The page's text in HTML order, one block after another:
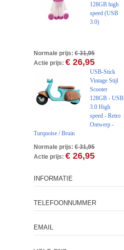
128GB high
speed (USB
3.0)
Normale prijs: € 31,95
Actie prijs: € 26,95
USB-Stick
Vintage Stijl
Scooter
128GB - USB
3.0 High
speed - Retro
Ontwerp -
Turquoise / Bruin
Normale prijs: € 31,95
Actie prijs: € 26,95
INFORMATIE
TELEFOONNUMMER
EMAIL